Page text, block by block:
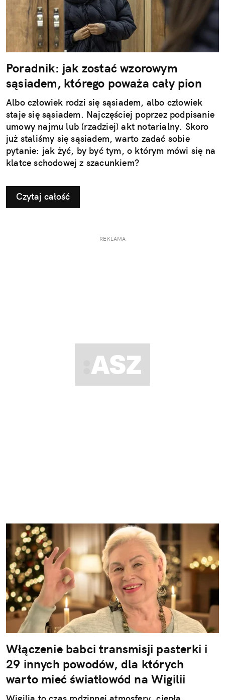
Poradnik: jak zostać wzorowym
sąsiadem, którego poważa cały pion
Albo człowiek rodzi się sąsiadem, albo człowiek
staje się sąsiadem. Najczęściej poprzez podpisanie
umowy najmu lub (rzadziej) akt notarialny. Skoro
już staliśmy się sąsiadem, warto zadać sobie
pytanie: jak żyć, by być tym, o którym mówi się na
klatce schodowej z szacunkiem?
Czytaj całość
REKLAMA
Włączenie babci transmisji pasterki i
29 innych powodów, dla których
warto mieć światłowód na Wigilii